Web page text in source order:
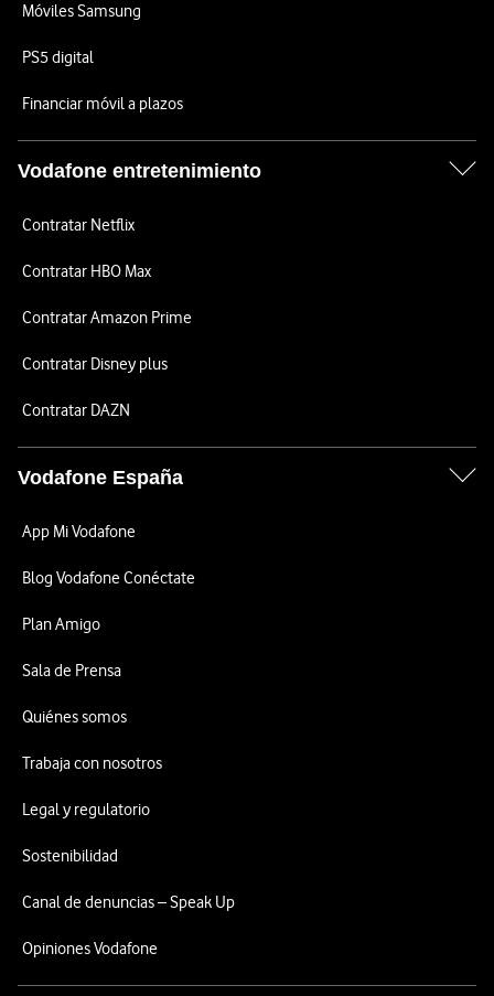
Móviles Samsung
PS5 digital
Financiar móvil a plazos
Vodafone entretenimiento
Contratar Netflix
Contratar HBO Max
Contratar Amazon Prime
Contratar Disney plus
Contratar DAZN
Vodafone España
App Mi Vodafone
Blog Vodafone Conéctate
Plan Amigo
Sala de Prensa
Quiénes somos
Trabaja con nosotros
Legal y regulatorio
Sostenibilidad
Canal de denuncias – Speak Up
Opiniones Vodafone